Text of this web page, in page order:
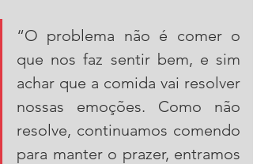
“O problema não é comer o
que nos faz sentir bem, e sim
achar que a comida vai resolver
nossas emoções. Como não
resolve, continuamos comendo
para manter o prazer, entramos